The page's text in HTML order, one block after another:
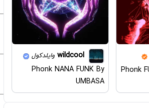
Phonk
wildcool وایلدکول
Phonk NANA FUNK By
UMBASA